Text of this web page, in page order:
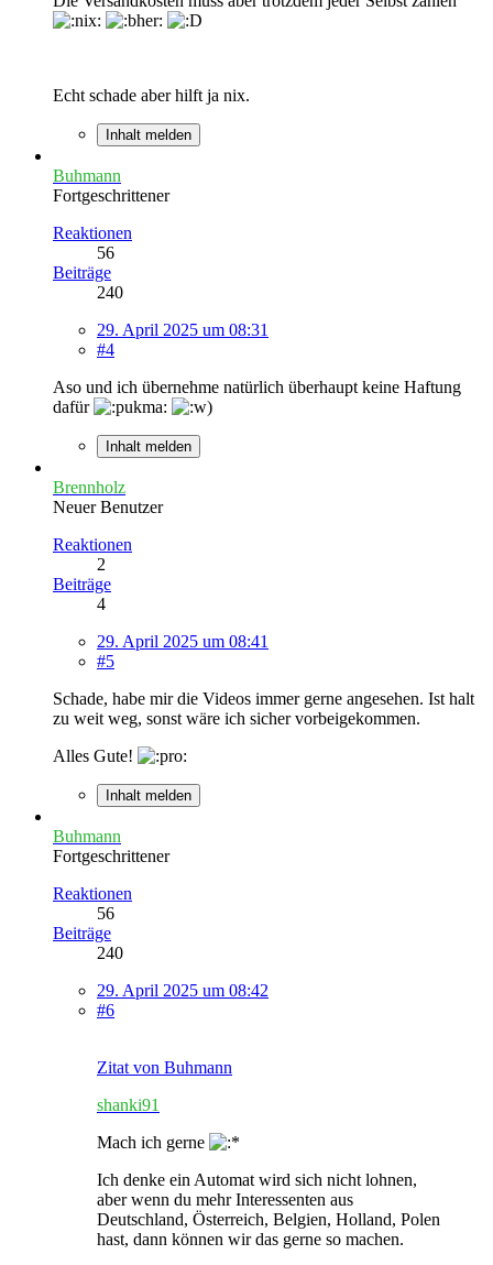
Echt schade aber hilft ja nix.
Inhalt melden
Buhmann
Fortgeschrittener
Reaktionen
56
Beiträge
240
29. April 2025 um 08:31
#4
Aso und ich übernehme natürlich überhaupt keine Haftung
dafür
Inhalt melden
Brennholz
Neuer Benutzer
Reaktionen
2
Beiträge
4
29. April 2025 um 08:41
#5
Schade, habe mir die Videos immer gerne angesehen. Ist halt
zu weit weg, sonst wäre ich sicher vorbeigekommen.
Alles Gute!
Inhalt melden
Buhmann
Fortgeschrittener
Reaktionen
56
Beiträge
240
29. April 2025 um 08:42
#6
Zitat von Buhmann
shanki91
Mach ich gerne
Ich denke ein Automat wird sich nicht lohnen,
aber wenn du mehr Interessenten aus
Deutschland, Österreich, Belgien, Holland, Polen
hast, dann können wir das gerne so machen.